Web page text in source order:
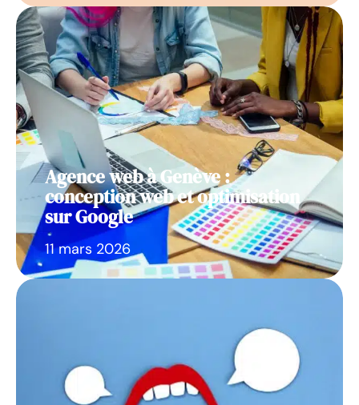
Agence web à Genève :
conception web et optimisation
sur Google
11 mars 2026